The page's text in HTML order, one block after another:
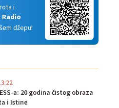
i
Radio
džepu!
a: 20 godina čistog obraza
i Istine